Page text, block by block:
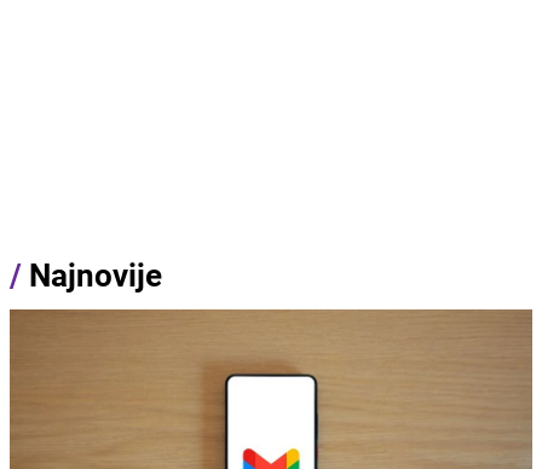
/ Najnovije